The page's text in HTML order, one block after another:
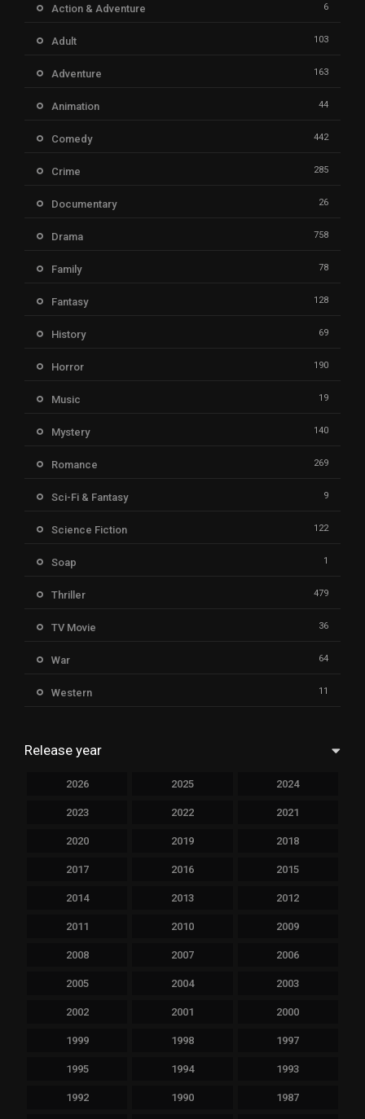
Action & Adventure 6
Adult 103
Adventure 163
Animation 44
Comedy 442
Crime 285
Documentary 26
Drama 758
Family 78
Fantasy 128
History 69
Horror 190
Music 19
Mystery 140
Romance 269
Sci-Fi & Fantasy 9
Science Fiction 122
Soap 1
Thriller 479
TV Movie 36
War 64
Western 11
Release year
2026 2025 2024
2023 2022 2021
2020 2019 2018
2017 2016 2015
2014 2013 2012
2011 2010 2009
2008 2007 2006
2005 2004 2003
2002 2001 2000
1999 1998 1997
1995 1994 1993
1992 1990 1987